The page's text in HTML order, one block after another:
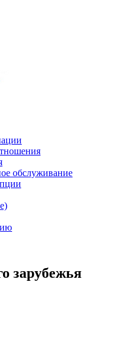
обслуживание
зарубежья